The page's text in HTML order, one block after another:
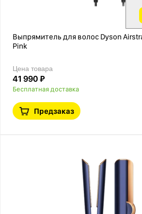
Выпрямитель для волос Dyson
Pink
Цена товара
41 990 ₽
Бесплатная доставка
Предзаказ